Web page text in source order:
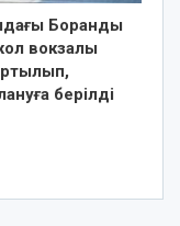
Боранды
вокзалы
берілді